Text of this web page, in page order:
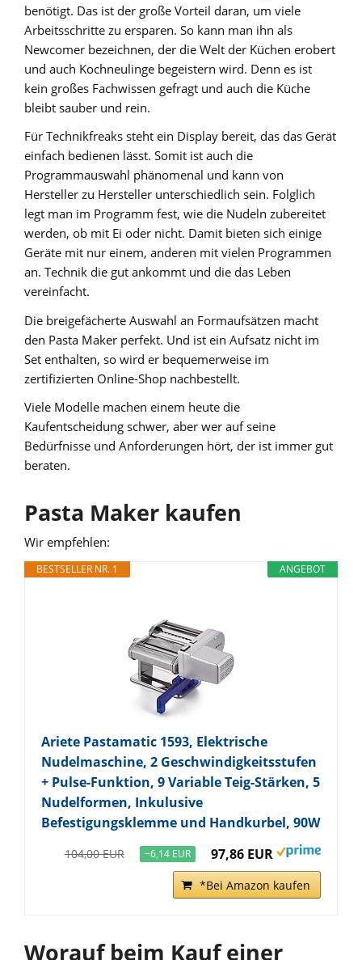
benötigt. Das ist der große Vorteil daran, um viele
Arbeitsschritte zu ersparen. So kann man ihn als
Newcomer bezeichnen, der die Welt der Küchen erobert
und auch Kochneulinge begeistern wird. Denn es ist
kein großes Fachwissen gefragt und auch die Küche
bleibt sauber und rein.
Für Technikfreaks steht ein Display bereit, das das Gerät
einfach bedienen lässt. Somit ist auch die
Programmauswahl phänomenal und kann von
Hersteller zu Hersteller unterschiedlich sein. Folglich
legt man im Programm fest, wie die Nudeln zubereitet
werden, ob mit Ei oder nicht. Damit bieten sich einige
Geräte mit nur einem, anderen mit vielen Programmen
an. Technik die gut ankommt und die das Leben
vereinfacht.
Die breigefächerte Auswahl an Formaufsätzen macht
den Pasta Maker perfekt. Und ist ein Aufsatz nicht im
Set enthalten, so wird er bequemerweise im
zertifizierten Online-Shop nachbestellt.
Viele Modelle machen einem heute die
Kaufentscheidung schwer, aber wer auf seine
Bedürfnisse und Anforderungen hört, der ist immer gut
beraten.
Pasta Maker kaufen
Wir empfehlen:
ANGEBOT
BESTSELLER NR. 1
Ariete Pastamatic 1593, Elektrische
Nudelmaschine, 2 Geschwindigkeitsstufen
+ Pulse-Funktion, 9 Variable Teig-Stärken, 5
Nudelformen, Inkulusive
Befestigungsklemme und Handkurbel, 90W
104,00 EUR −6,14 EUR 97,86 EUR
*Bei Amazon kaufen
Worauf beim Kauf einer